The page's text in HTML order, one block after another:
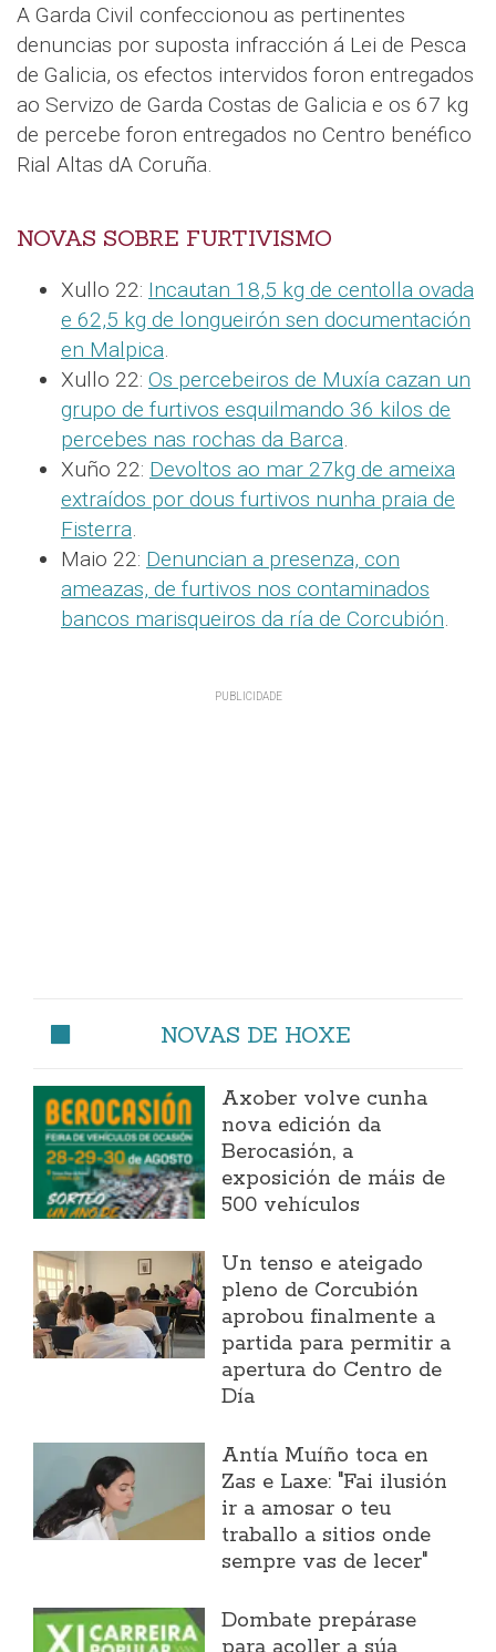
A Garda Civil confeccionou as pertinentes
denuncias por suposta infracción á Lei de Pesca
de Galicia, os efectos intervidos foron entregados
ao Servizo de Garda Costas de Galicia e os 67 kg
de percebe foron entregados no Centro benéfico
Rial Altas dA Coruña.
NOVAS SOBRE FURTIVISMO
Xullo 22: Incautan 18,5 kg de centolla ovada
e 62,5 kg de longueirón sen documentación
en Malpica.
Xullo 22: Os percebeiros de Muxía cazan un
grupo de furtivos esquilmando 36 kilos de
percebes nas rochas da Barca.
Xuño 22: Devoltos ao mar 27kg de ameixa
extraídos por dous furtivos nunha praia de
Fisterra.
Maio 22: Denuncian a presenza, con
ameazas, de furtivos nos contaminados
bancos marisqueiros da ría de Corcubión.
NOVAS DE HOXE
Axober volve cunha
nova edición da
Berocasión, a
exposición de máis de
500 vehículos
Un tenso e ateigado
pleno de Corcubión
aprobou finalmente a
partida para permitir a
apertura do Centro de
Día
Antía Muíño toca en
Zas e Laxe: "Fai ilusión
ir a amosar o teu
traballo a sitios onde
sempre vas de lecer"
Dombate prepárase